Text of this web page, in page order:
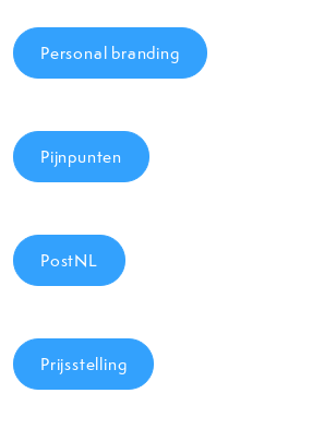
Personal branding
Pijnpunten
PostNL
Prijsstelling